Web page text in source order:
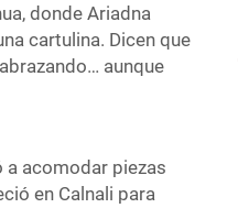
donde Ariadna
cartulina. Dicen que
aunque
a acomodar piezas
en Calnali para